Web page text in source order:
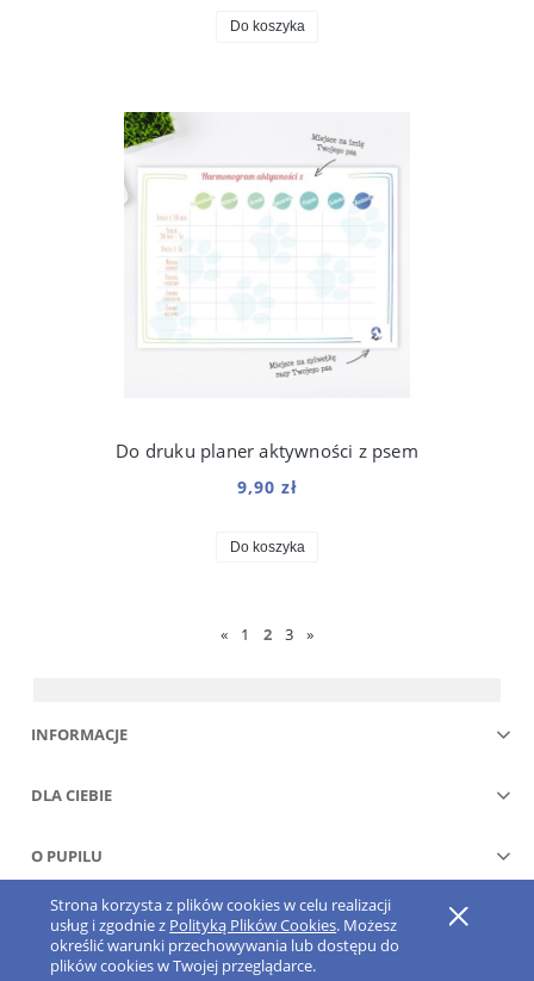
Strona korzysta z plików cookies w celu realizacji
usług i zgodnie z Polityką Plików Cookies. Możesz
określić warunki przechowywania lub dostępu do
plików cookies w Twojej przeglądarce.
Do koszyka
Do druku planer aktywności z psem
9,90 zł
Do koszyka
« 1 2 3 »
INFORMACJE
DLA CIEBIE
O PUPILU
Pokaż pełną wersję strony
Sklep internetowy Shoper.pl